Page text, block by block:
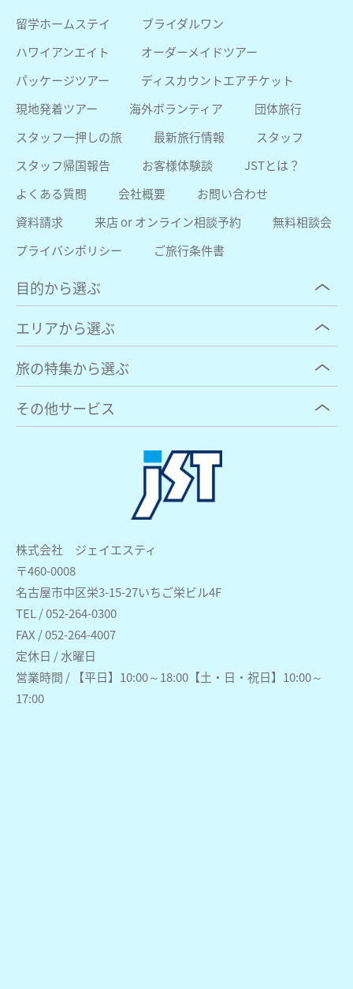
株式会社 ジェイエスティ
〒460-0008
名古屋市中区栄3-15-27いちご栄ビル4F
TEL / 052-264-0300
FAX / 052-264-4007
定休日 / 水曜日
営業時間 / 【平日】10:00～18:00【土・日・祝日】10:00～
17:00
留学ホームステイ
ブライダルワン
ハワイアンエイト
オーダーメイドツアー
パッケージツアー
ディスカウントエアチケット
現地発着ツアー
海外ボランティア
団体旅行
スタッフ一押しの旅
最新旅行情報
スタッフ
スタッフ帰国報告
お客様体験談
JSTとは？
よくある質問
会社概要
お問い合わせ
資料請求
来店 or オンライン相談予約
無料相談会
プライバシポリシー
ご旅行条件書
目的から選ぶ
エリアから選ぶ
旅の特集から選ぶ
その他サービス